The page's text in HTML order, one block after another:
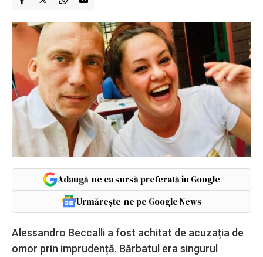
Adaugă-ne ca sursă preferată în Google
Urmărește-ne pe Google News
Alessandro Beccalli a fost achitat de acuzația de
omor prin imprudență. Bărbatul era singurul